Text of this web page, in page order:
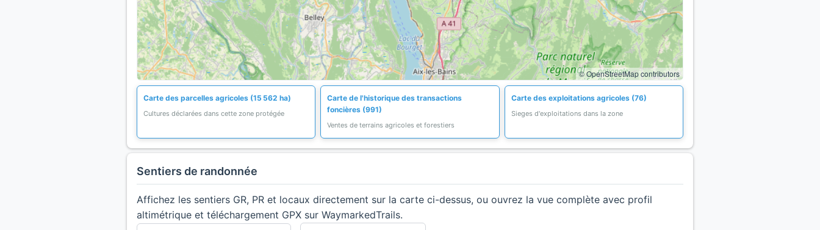
© OpenStreetMap contributors
Carte des parcelles agricoles (15 562 ha)
Cultures déclarées dans cette zone protégée
Carte de l'historique des transactions
foncières (991)
Ventes de terrains agricoles et forestiers
Carte des exploitations agricoles (76)
Sieges d'exploitations dans la zone
Sentiers de randonnée
Affichez les sentiers GR, PR et locaux directement sur la carte ci-dessus, ou ouvrez la vue complète avec profil
altimétrique et téléchargement GPX sur WaymarkedTrails.